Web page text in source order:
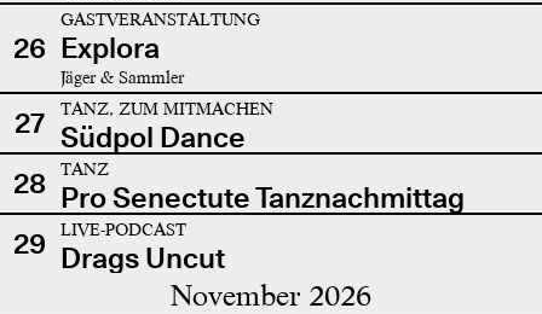
26
GASTVERANSTALTUNG
Explora
Jäger & Sammler
27 TANZ, ZUM MITMACHEN
Südpol Dance
28
TANZ
Pro Senectute Tanznachmittag
29
LIVE-PODCAST
Drags Uncut
November 2026